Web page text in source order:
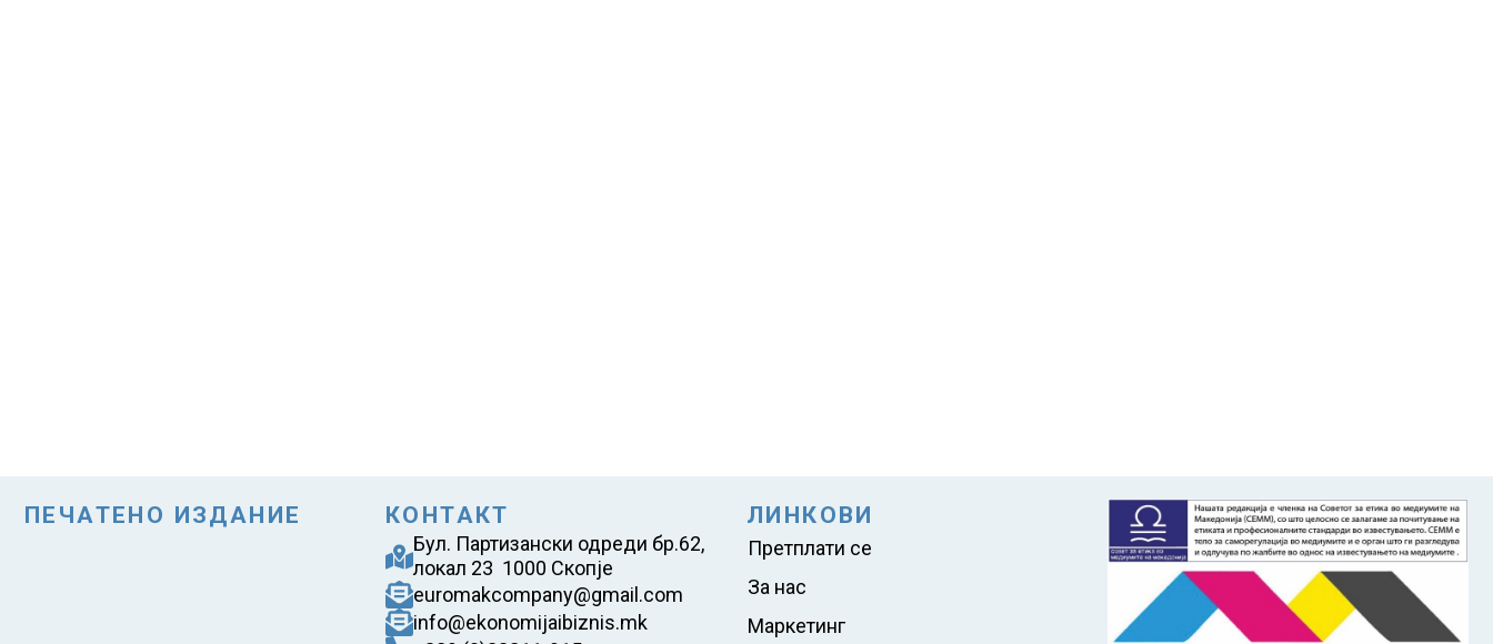
ПЕЧАТЕНО ИЗДАНИЕ КОНТАКТ
Бул. Партизански одреди бр.62,
локал 23 1000 Скопје
euromakcompany@gmail.com
info@ekonomijaibiznis.mk
ЛИНКОВИ
Претплати се
За нас
Маркетинг